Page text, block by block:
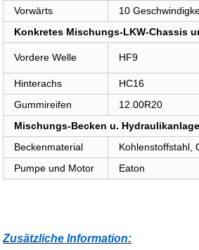
Vorwärts
10
Konkretes Mischungs-LKW-Chassis
Vordere Welle HF9
Hinterachs
HC16
Gummireifen
12.00R20
Mischungs-Becken u.
Beckenmaterial
Kohlenstoffstahl,
Pumpe und Motor
Eaton
Zusätzliche Information: